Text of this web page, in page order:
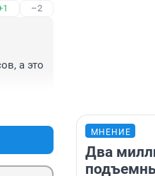
–2
а это
МНЕНИЕ
Два